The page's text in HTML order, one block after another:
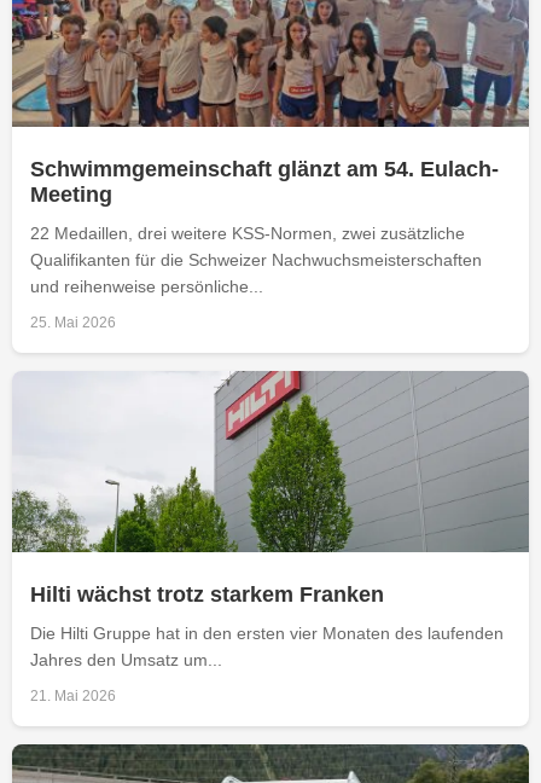
Schwimmgemeinschaft glänzt am 54. Eulach-
Meeting
22 Medaillen, drei weitere KSS-Normen, zwei zusätzliche
Qualifikanten für die Schweizer Nachwuchsmeisterschaften
und reihenweise persönliche...
25. Mai 2026
Hilti wächst trotz starkem Franken
Die Hilti Gruppe hat in den ersten vier Monaten des laufenden
Jahres den Umsatz um...
21. Mai 2026